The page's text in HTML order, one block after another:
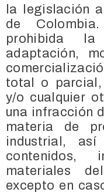
la legislación
de Colombia.
prohibida la
adaptación,
total o parcial,
y/o cualquier
una infracción
materia de
industrial,
contenidos,
materiales
excepto en